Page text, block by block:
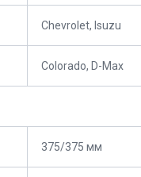
Chevrolet, Isuzu
Colorado, D-Max
375/375 мм